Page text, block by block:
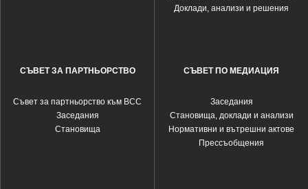
Доклади, анализи и решения
СЪВЕТ ЗА ПАРТНЬОРСТВО
Съвет за партньорство към ВСС
Заседания
Становища
СЪВЕТ ПО МЕДИАЦИЯ
Заседания
Становища, доклади и анализи
Нормативни и вътрешни актове
Прессъобщения